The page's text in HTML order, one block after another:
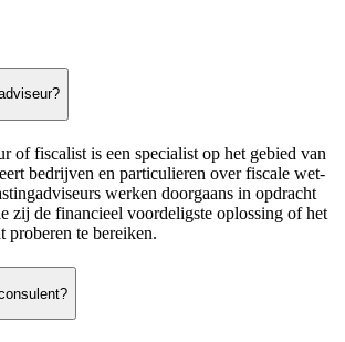
of fiscalist is een specialist op het gebied van
bedrijven en particulieren over fiscale wet-
werken doorgaans in opdracht
zij de financieel voordeligste oplossing of het
proberen te bereiken.